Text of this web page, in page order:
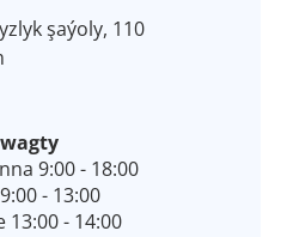
şaýoly, 110
9:00 - 18:00
- 13:00
13:00 - 14:00